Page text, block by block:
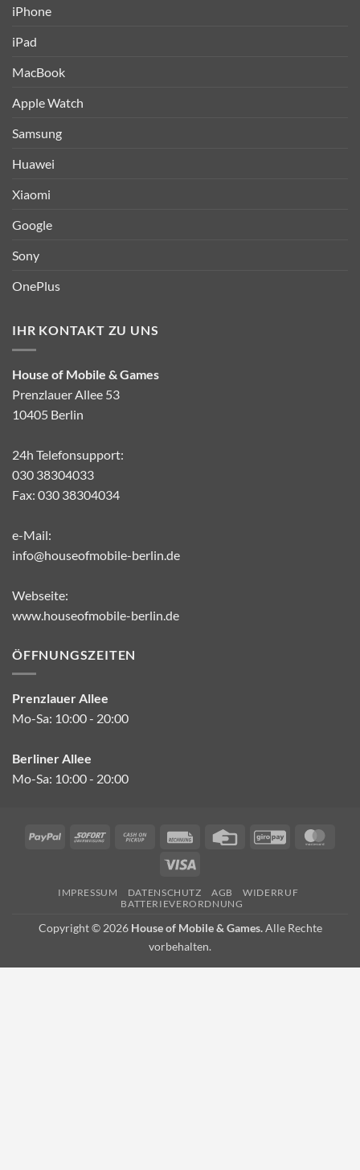
iPhone
iPad
MacBook
Apple Watch
Samsung
Huawei
Xiaomi
Google
Sony
OnePlus
IHR KONTAKT ZU UNS
House of Mobile & Games
Prenzlauer Allee 53
10405 Berlin
24h Telefonsupport:
030 38304033
Fax: 030 38304034
e-Mail:
info@houseofmobile-berlin.de
Webseite:
www.houseofmobile-berlin.de
ÖFFNUNGSZEITEN
Prenzlauer Allee
Mo-Sa: 10:00 - 20:00
Berliner Allee
Mo-Sa: 10:00 - 20:00
PayPal Sofort
Cash
Pickup
Rechung
Credit
GiroPay
IMPRESSUM DATENSCHUTZ AGB
WIDERRUF
BATTERIEVERORDNUNG
Copyright © 2026 House of Mobile & Games.Alle Rechte
vorbehalten.